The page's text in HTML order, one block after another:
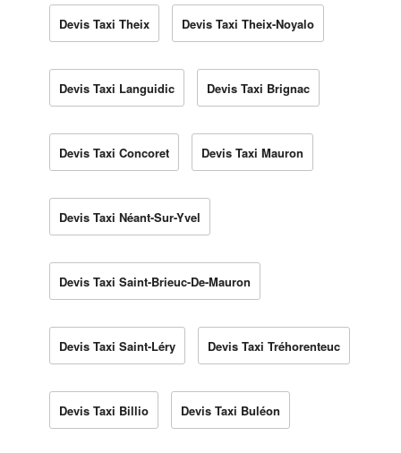
Devis Taxi Theix Devis Taxi Theix-Noyalo
Devis Taxi Languidic Devis Taxi Brignac
Devis Taxi Concoret Devis Taxi Mauron
Devis Taxi Néant-Sur-Yvel
Devis Taxi Saint-Brieuc-De-Mauron
Devis Taxi Saint-Léry Devis Taxi Tréhorenteuc
Devis Taxi Billio Devis Taxi Buléon